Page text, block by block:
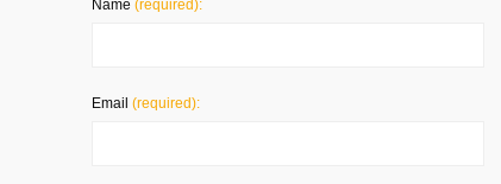
Name (required):
Email (required):